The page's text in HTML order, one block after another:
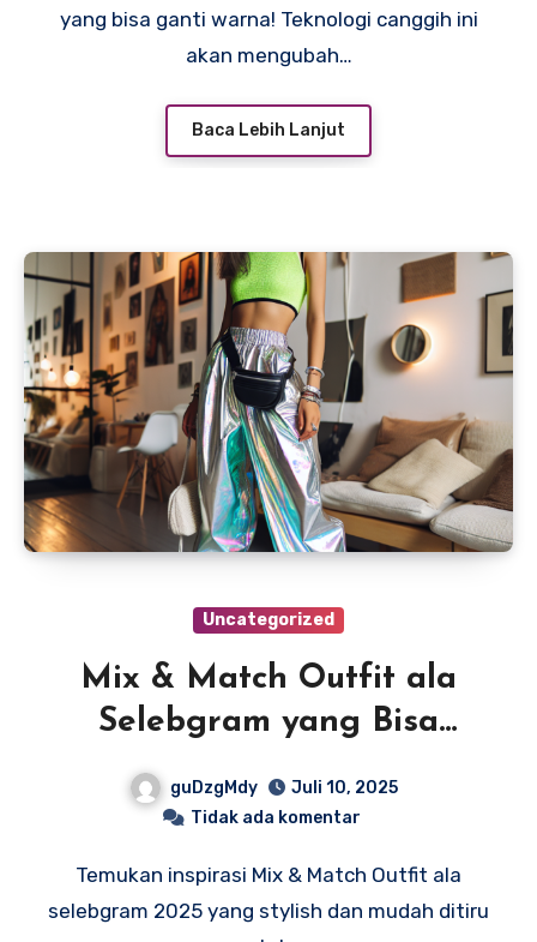
yang bisa ganti warna! Teknologi canggih ini
akan mengubah…
Baca Lebih Lanjut
Uncategorized
Mix & Match Outfit ala
Selebgram yang Bisa
Kamu Tiru di 2025
guDzgMdy
Juli 10, 2025
Tidak ada komentar
Temukan inspirasi Mix & Match Outfit ala
selebgram 2025 yang stylish dan mudah ditiru